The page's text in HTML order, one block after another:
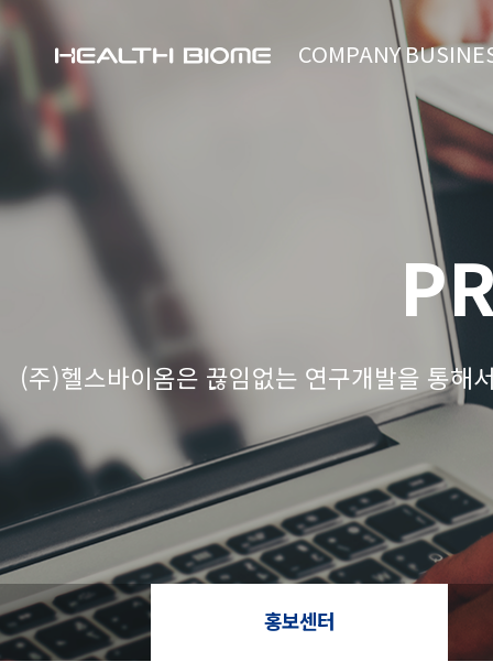
COMPANY
(주)헬스바이옴은 끊임없는 연구개발을 통해
홍보센터